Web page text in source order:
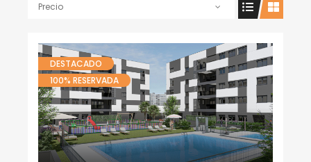
Precio
DESTACADO
100% RESERVADA